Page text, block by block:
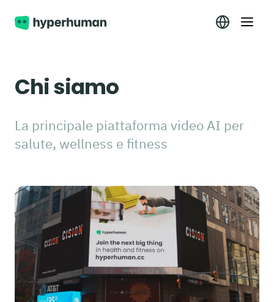
Chi siamo
La principale piattaforma video AI per
salute, wellness e fitness